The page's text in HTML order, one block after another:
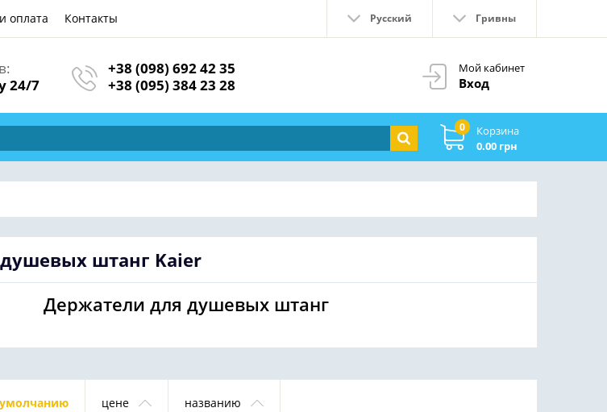
оплата Контакты Русский Гривны
Мой кабинет
Вход
24/7
+38 (098) 692 42 35
+38 (095) 384 23 28
0
Корзина
0.00 грн
штанг Kaier
Держатели для душевых штанг
умолчанию цене названию